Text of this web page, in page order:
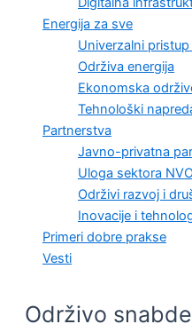
Energija za sve
Univerzalni
Održiva energija
Ekonomska
Tehnološki
Partnerstva
Javno-privatna
Uloga sektora
Održivi razvoj i
Inovacije i
Primeri dobre prakse
Vesti
Održivo